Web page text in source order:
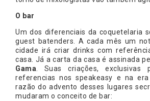
O bar
Um dos diferenciais da coquetelaria
guest batenders. A cada mês um
cidade irá criar drinks com
casa. Já a carta da casa é assinada
Gama. Suas criações,
referencias nos speakeasy e na
razão do advento desses lugares
mudaram o conceito de bar: